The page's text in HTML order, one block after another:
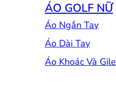
ÁO GOLF NỮ
Áo Ngắn Tay
Áo Dài Tay
Áo Khoác Và Gile